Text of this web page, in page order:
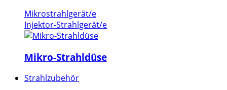
Mikrostrahlgerät/e
Injektor-Strahlgerät/e
Mikro-Strahldüse
Strahlzubehör